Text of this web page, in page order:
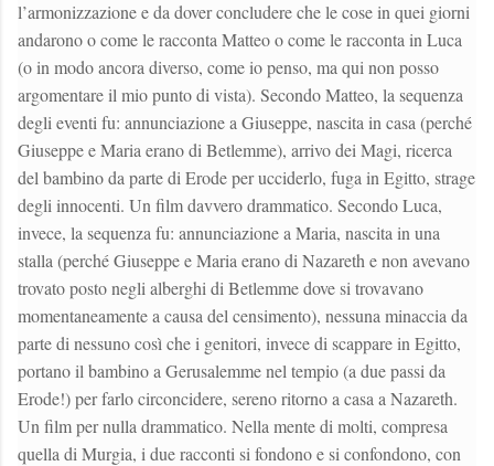
l’armonizzazione e da dover concludere che le cose in quei giorni
andarono o come le racconta Matteo o come le racconta in Luca
(o in modo ancora diverso, come io penso, ma qui non posso
argomentare il mio punto di vista). Secondo Matteo, la sequenza
degli eventi fu: annunciazione a Giuseppe, nascita in casa (perché
Giuseppe e Maria erano di Betlemme), arrivo dei Magi, ricerca
del bambino da parte di Erode per ucciderlo, fuga in Egitto, strage
degli innocenti. Un film davvero drammatico. Secondo Luca,
invece, la sequenza fu: annunciazione a Maria, nascita in una
stalla (perché Giuseppe e Maria erano di Nazareth e non avevano
trovato posto negli alberghi di Betlemme dove si trovavano
momentaneamente a causa del censimento), nessuna minaccia da
parte di nessuno così che i genitori, invece di scappare in Egitto,
portano il bambino a Gerusalemme nel tempio (a due passi da
Erode!) per farlo circoncidere, sereno ritorno a casa a Nazareth.
Un film per nulla drammatico. Nella mente di molti, compresa
quella di Murgia, i due racconti si fondono e si confondono, con